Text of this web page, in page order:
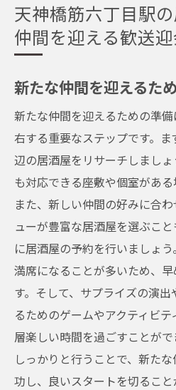
天神橋筋六丁目駅
仲間を迎える歓送
新たな仲間を迎えるた
新たな仲間を迎えるための準
右する重要なステップです。
辺の居酒屋をリサーチしまし
も対応できる座敷や個室がある
また、新しい仲間の好みに合
ューが豊富な居酒屋を選ぶこ
に居酒屋の予約を行いましょ
満席になることが多いため、
す。そして、サプライズの演
るためのゲームやアクティビ
層楽しい時間を過ごすことが
しっかりと行うことで、新た
功し、良いスタートを切ること